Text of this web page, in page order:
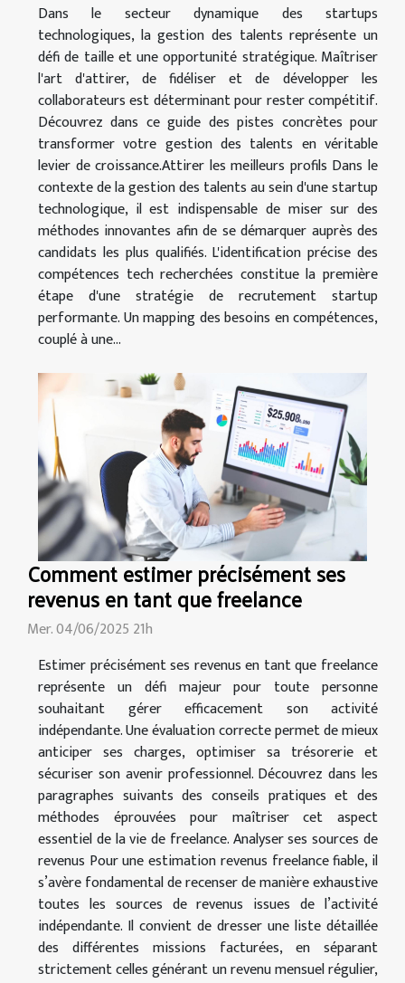
Dans le secteur dynamique des startups
technologiques, la gestion des talents représente un
défi de taille et une opportunité stratégique. Maîtriser
l'art d'attirer, de fidéliser et de développer les
collaborateurs est déterminant pour rester compétitif.
Découvrez dans ce guide des pistes concrètes pour
transformer votre gestion des talents en véritable
levier de croissance.Attirer les meilleurs profils Dans le
contexte de la gestion des talents au sein d'une startup
technologique, il est indispensable de miser sur des
méthodes innovantes afin de se démarquer auprès des
candidats les plus qualifiés. L'identification précise des
compétences tech recherchées constitue la première
étape d'une stratégie de recrutement startup
performante. Un mapping des besoins en compétences,
couplé à une...
Comment estimer précisément ses
revenus en tant que freelance
Mer. 04/06/2025 21h
Estimer précisément ses revenus en tant que freelance
représente un défi majeur pour toute personne
souhaitant gérer efficacement son activité
indépendante. Une évaluation correcte permet de mieux
anticiper ses charges, optimiser sa trésorerie et
sécuriser son avenir professionnel. Découvrez dans les
paragraphes suivants des conseils pratiques et des
méthodes éprouvées pour maîtriser cet aspect
essentiel de la vie de freelance. Analyser ses sources de
revenus Pour une estimation revenus freelance fiable, il
s’avère fondamental de recenser de manière exhaustive
toutes les sources de revenus issues de l’activité
indépendante. Il convient de dresser une liste détaillée
des différentes missions facturées, en séparant
strictement celles générant un revenu mensuel régulier,